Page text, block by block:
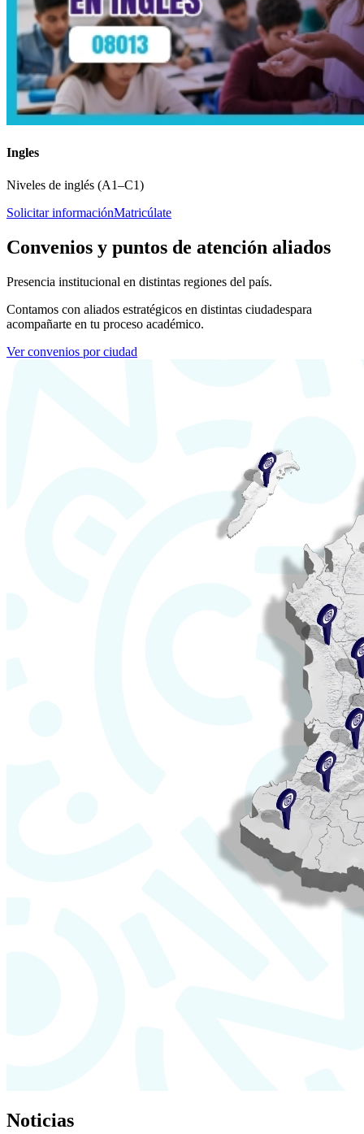
Ingles
Niveles de inglés (A1–C1)
Solicitar informaciónMatricúlate
Convenios y puntos de atención aliados
Presencia institucional en distintas regiones del país.
Contamos con aliados estratégicos en distintas ciudadespara
acompañarte en tu proceso académico.
Ver convenios por ciudad
Noticias